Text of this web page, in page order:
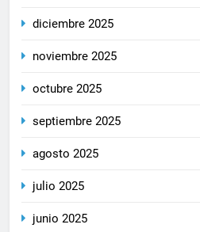
diciembre 2025
noviembre 2025
octubre 2025
septiembre 2025
agosto 2025
julio 2025
junio 2025